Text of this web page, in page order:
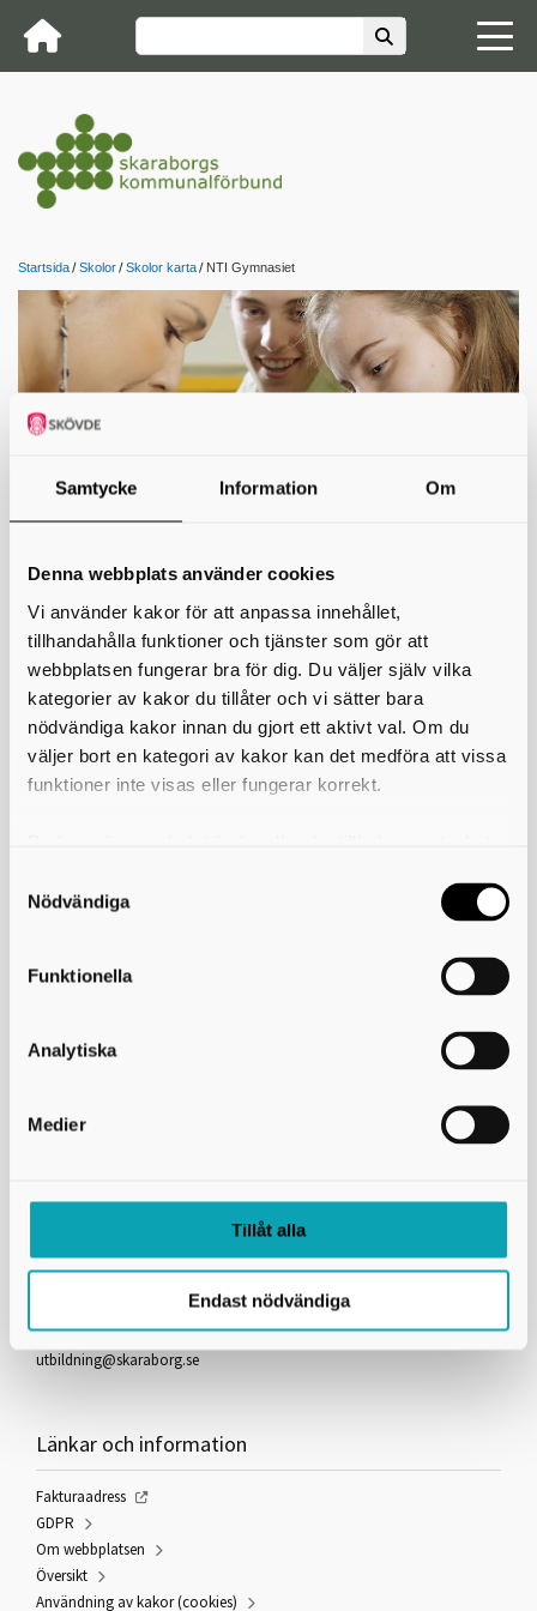
Samtycke Information Om
Denna webbplats använder cookies
Vi använder kakor för att anpassa innehållet,
tillhandahålla funktioner och tjänster som gör att
webbplatsen fungerar bra för dig. Du väljer själv vilka
kategorier av kakor du tillåter och vi sätter bara
nödvändiga kakor innan du gjort ett aktivt val. Om du
väljer bort en kategori av kakor kan det medföra att vissa
funktioner inte visas eller fungerar korrekt.
användning av kakor som du hittar längst ner på sidan
Nödvändiga
Funktionella
Analytiska
Medier
Tillåt alla
Endast nödvändiga
Startsida Skolor Skolor karta NTI Gymnasiet
Skövde
NTI Gymnasiet i Skövde
Vill du lära dig att använda teknik som idag inte existerar,
för att lösa problem som ännu inte finns? Att vara student
på NTI Gymnasiet handlar lika mycket om framtid som
nutid.
El- och energiprogrammet
Dator- och kommunikationsteknik
Informations- och medieteknik
Skaraborgs Kommunalförbund
utbildning@skaraborg.se
Länkar och information
Fakturaadress
GDPR
Om webbplatsen
Översikt
Användning av kakor (cookies)